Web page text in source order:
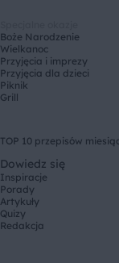
Boże Narodzenie
Wielkanoc
Przyjęcia i imprezy
Przyjęcia dla dzieci
Piknik
Grill
TOP 10 przepisów
Dowiedz się
Inspiracje
Porady
Artykuły
Quizy
Redakcja